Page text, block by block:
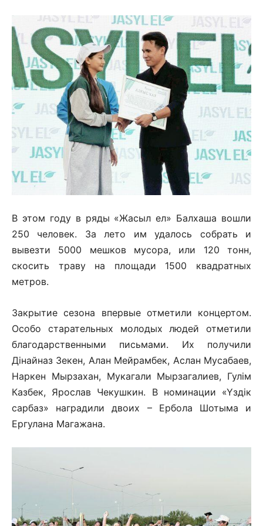
В этом году в ряды «Жасыл ел» Балхаша вошли
250 человек. За лето им удалось собрать и
вывезти 5000 мешков мусора, или 120 тонн,
скосить траву на площади 1500 квадратных
метров.
Закрытие сезона впервые отметили концертом.
Особо старательных молодых людей отметили
благодарственными письмами. Их получили
Дінайназ 3екен, Алан Мейрамбек, Аслан Мусабаев,
Наркен Мырзахан, Мукагали Мырзагалиев, Гулім
Казбек, Ярослав Чекушкин. В номинации «Үздік
cарбаз» наградили двоих – Ербола Шотыма и
Ергулана Магажана.